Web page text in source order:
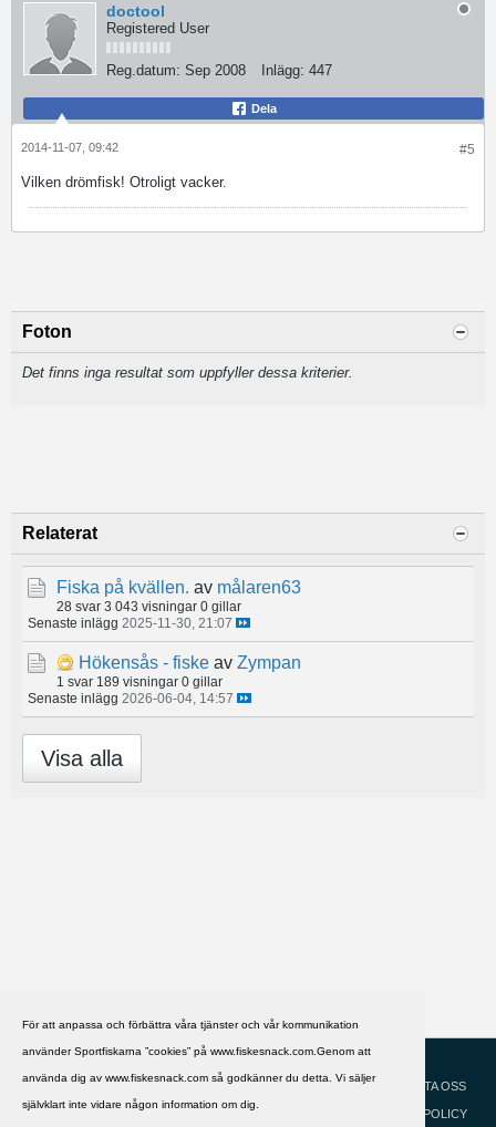
För att anpassa och förbättra våra tjänster och vår kommunikation
använder Sportfiskarna ”cookies” på www.fiskesnack.com.Genom att
använda dig av www.fiskesnack.com så godkänner du detta. Vi säljer
självklart inte vidare någon information om dig.
doctool
Registered User
Reg.datum: Sep 2008 Inlägg: 447
Dela
#5
2014-11-07, 09:42
Vilken drömfisk! Otroligt vacker.
Foton
Det finns inga resultat som uppfyller dessa kriterier.
Relaterat
Fiska på kvällen. av målaren63
28 svar 3 043 visningar 0 gillar
Senaste inlägg 2025-11-30, 21:07
Hökensås - fiske av Zympan
1 svar 189 visningar 0 gillar
Senaste inlägg 2026-06-04, 14:57
Visa alla
HJÄLP
KONTAKTA OSS
COOKIEPOLICY